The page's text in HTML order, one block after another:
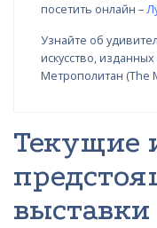
посетить онлайн –
Узнайте об
искусство,
Метрополитан (The
Текущие
выставки